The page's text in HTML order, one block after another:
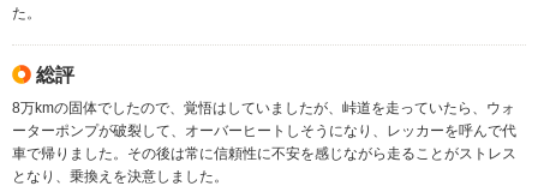
た。
総評
8万kmの固体でしたので、覚悟はしていましたが、峠道を走っていたら、ウォ
ーターポンプが破裂して、オーバーヒートしそうになり、レッカーを呼んで代
車で帰りました。その後は常に信頼性に不安を感じながら走ることがストレス
となり、乗換えを決意しました。